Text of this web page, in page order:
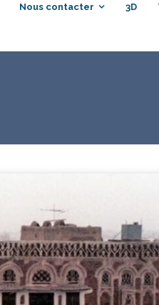
Nous contacter 3D